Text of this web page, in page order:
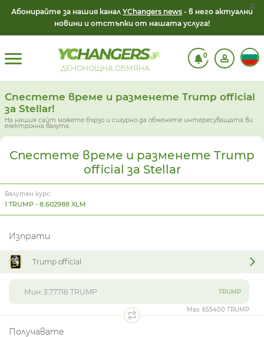
Абонирайте за нашия канал YChangers news - в него актуални
новини и отстъпки от нашата услуга!
x
ДЕНОНОЩНА ОБМЯНА
0
Спестете време и разменете Trump official
за Stellar!
На нашия сайт можете бързо и сигурно да обменяте интересуващата ви
електронна валута.
Спестете време и разменете Trump
official за Stellar
Валутен курс:
1 TRUMP - 8.602988 XLM
Изпрати
Trump official
TRUMP
Max: 655400 TRUMP
Получавате